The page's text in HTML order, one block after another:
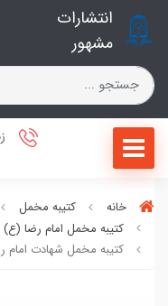
انتشارات
مشهور
خانه کتیبه مخمل
کتیبه مخمل امام رضا (ع)
کتیبه مخمل شهادت امام